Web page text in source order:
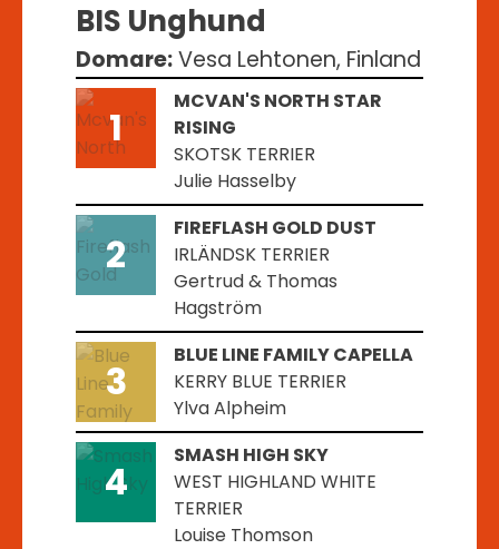
BIS Unghund
Domare:Vesa Lehtonen, Finland
1
MCVAN'S NORTH STAR
RISING
SKOTSK TERRIER
Julie Hasselby
2
FIREFLASH GOLD DUST
IRLÄNDSK TERRIER
Gertrud & Thomas
Hagström
3
BLUE LINE FAMILY CAPELLA
KERRY BLUE TERRIER
Ylva Alpheim
4
SMASH HIGH SKY
WEST HIGHLAND WHITE
TERRIER
Louise Thomson